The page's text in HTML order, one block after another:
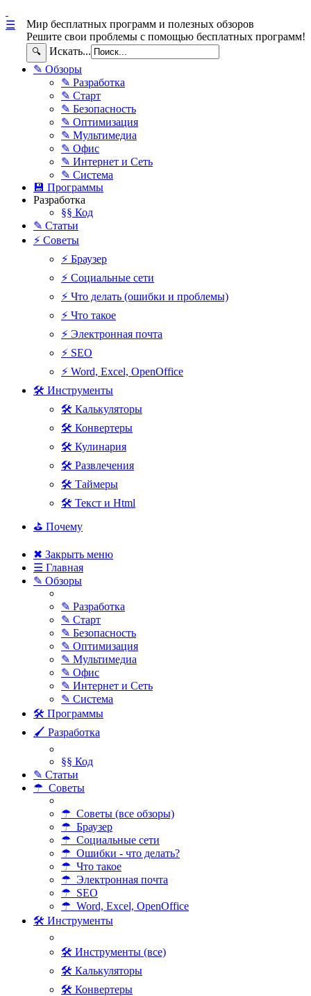
Мир бесплатных программ и полезных обзоров
Решите свои проблемы с помощью бесплатных программ!
🔍 Искать...
☰
✎ Обзоры
✎ Разработка
✎ Старт
✎ Безопасность
✎ Оптимизация
✎ Мультимедиа
✎ Офис
✎ Интернет и Сеть
✎ Система
💾 Программы
Разработка
§§ Код
✎ Статьи
⚡ Советы
⚡ Браузер
⚡ Социальные сети
⚡ Что делать (ошибки и проблемы)
⚡ Что такое
⚡ Электронная почта
⚡ SEO
⚡ Word, Excel, OpenOffice
🛠 Инструменты
🛠 Калькуляторы
🛠 Конвертеры
🛠 Кулинария
🛠 Развлечения
🛠 Таймеры
🛠 Текст и Html
⛳ Почему
✖ Закрыть меню
☰ Главная
✎ Обзоры
✎ Разработка
✎ Старт
✎ Безопасность
✎ Оптимизация
✎ Мультимедиа
✎ Офис
✎ Интернет и Сеть
✎ Система
🛠 Программы
🖌 Разработка
§§ Код
✎ Статьи
☂ Советы
☂ Советы (все обзоры)
☂ Браузер
☂ Социальные сети
☂ Ошибки - что делать?
☂ Что такое
☂ Электронная почта
☂ SEO
☂ Word, Excel, OpenOffice
🛠 Инструменты
🛠 Инструменты (все)
🛠 Калькуляторы
🛠 Конвертеры